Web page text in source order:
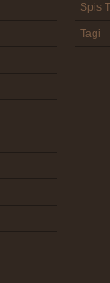
Spis
Tagi